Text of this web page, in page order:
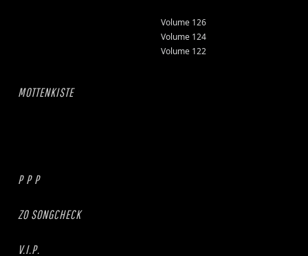
Volume 126
Volume 124
Volume 122
MOTTENKISTE
P P P
ZO SONGCHECK
V.I.P.